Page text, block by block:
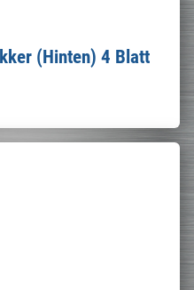
(Hinten) 4 Blatt